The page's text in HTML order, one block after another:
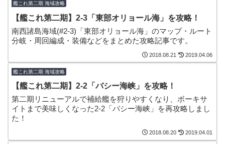
艦これ第二期 海域攻略
【艦これ第二期】2-3「東部オリョール海」を攻略！
南西諸島海域(#2-3)「東部オリョール海」のマップ・ルート
分岐・周回編成・装備などをまとめた攻略記事です。
2018.08.21 2019.04.06
艦これ第二期 海域攻略
【艦これ第二期】2-2「バシー海峡」を攻略！
第二期リニューアルで補給艦を狩りやすくなり、ボーキサ
イトまで美味しくなった2-2「バシー海峡」を再攻略しまし
た！
2018.08.20 2019.04.01